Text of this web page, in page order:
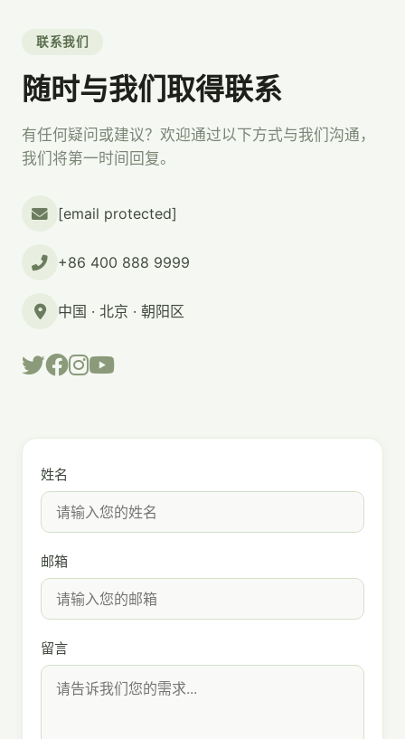
联系我们
随时与我们取得联系
有任何疑问或建议？欢迎通过以下方式与我们沟通，
我们将第一时间回复。
[email protected]
+86 400 888 9999
中国 · 北京 · 朝阳区
姓名
邮箱
留言